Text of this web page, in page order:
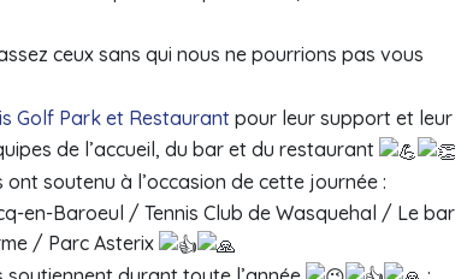
ceux sans qui nous ne pourrions pas vous
Golf Park et Restaurantpour leur support et leur
de l’accueil, du bar et du restaurant
soutenu à l’occasion de cette journée :
en-Baroeul / Tennis Club de Wasquehal / Le bar
/ Parc Asterix